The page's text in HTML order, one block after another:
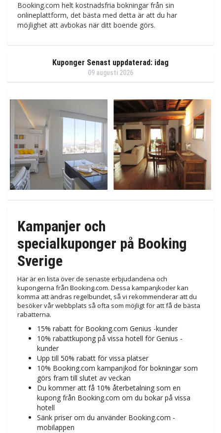
Booking.com helt kostnadsfria bokningar från sin
onlineplattform, det bästa med detta är att du har
möjlighet att avbokas när ditt boende görs.
Kuponger Senast uppdaterad: idag
09 augusti 2026
Kampanjer och
specialkuponger på Booking
Sverige
Här är en lista över de senaste erbjudandena och
kupongerna från Booking.com. Dessa kampanjkoder kan
komma att ändras regelbundet, så vi rekommenderar att du
besöker vår webbplats så ofta som möjligt för att få de bästa
rabatterna.
15% rabatt för Booking.com Genius -kunder
10% rabattkupong på vissa hotell för Genius -
kunder
Upp till 50% rabatt för vissa platser
10% Booking.com kampanjkod för bokningar som
görs fram till slutet av veckan
Du kommer att få 10% återbetalning som en
kupong från Booking.com om du bokar på vissa
hotell
Sänk priser om du använder Booking.com -
mobilappen